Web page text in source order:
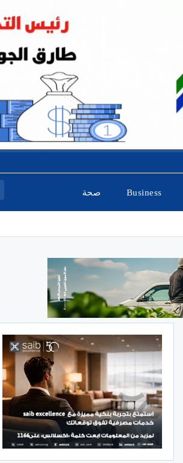
Business صحة